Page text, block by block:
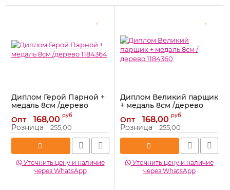
Диплом Герой Парной +
медаль 8см /дерево
Артикул: 1184364
Опт 168,00 руб
Розница 255,00
Уточнить цену и наличие
через WhatsApp
Диплом Великий парщик
+ медаль 8см /дерево
Артикул: 1184360
Опт 168,00 руб
Розница 255,00
Уточнить цену и наличие
через WhatsApp